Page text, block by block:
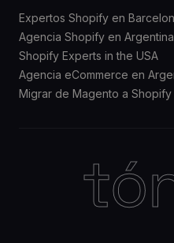
Expertos Shopify en
Agencia Shopify en Argentina
Shopify Experts in the USA
Agencia eCommerce en
Migrar de Magento a Shopify